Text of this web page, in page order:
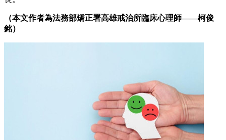
（本文作者為法務部矯正署高雄戒治所臨床心理師——柯俊
銘）